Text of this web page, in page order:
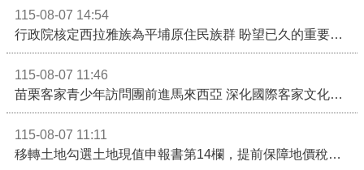
115-08-07 14:54
行政院核定西拉雅族為平埔原住民族群 盼望已久的重要時刻到來！8月13日起受理民族成員名冊登記
115-08-07 11:46
苗栗客家青少年訪問團前進馬來西亞 深化國際客家文化交流
115-08-07 11:11
移轉土地勾選土地現值申報書第14欄，提前保障地價稅節稅權益